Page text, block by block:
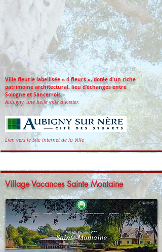
Ville fleurie labellisée « 4 fleurs », dotée d'un riche
patrimoine architectural,lieu d'échanges entre
Sologne et Sancerrois.
Aubigny, une belle ville à visiter.
Lien vers le Site Internet de la Ville
Village Vacances Sainte Montaine